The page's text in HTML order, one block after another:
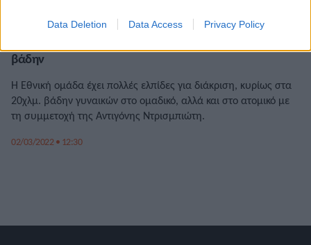
Data Deletion Data Access Privacy Policy
βάδην
Η Εθνική ομάδα έχει πολλές ελπίδες για διάκριση, κυρίως στα
20χλμ. βάδην γυναικών στο ομαδικό, αλλά και στο ατομικό με
τη συμμετοχή της Αντιγόνης Ντρισμπιώτη.
02/03/2022 • 12:30